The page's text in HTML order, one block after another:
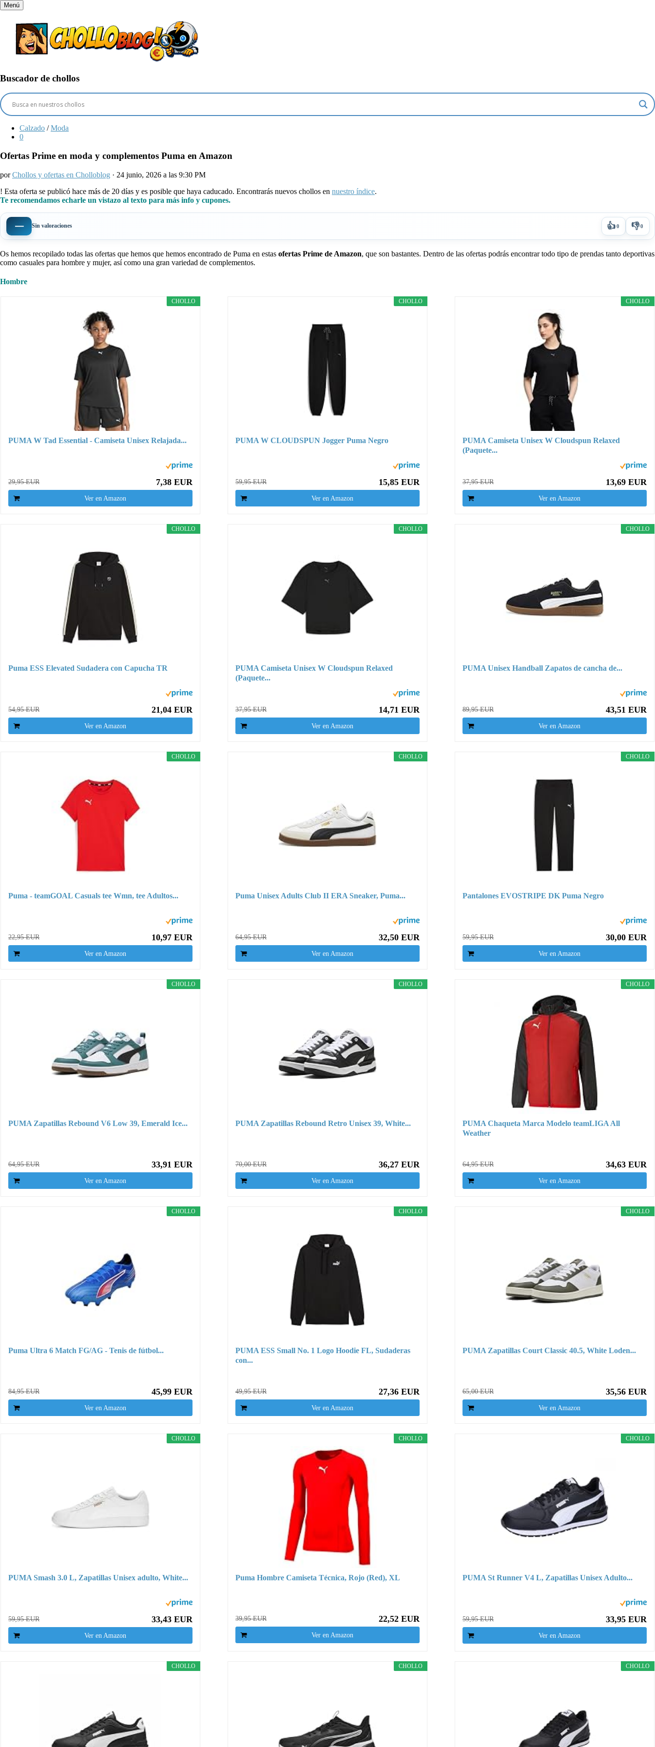
Menú
Buscador de chollos
Calzado / Moda
0
Ofertas Prime en moda y complementos Puma en Amazon
porChollos y ofertas en Cholloblog · 24 junio, 2026 a las 9:30 PM
! Esta oferta se publicó hace más de 20 días y es posible que haya caducado. Encontrarás nuevos chollos en nuestro índice.
Te recomendamos echarle un vistazo al texto para más info y cupones.
— Sin valoraciones 👍0 👎0
Os hemos recopilado todas las ofertas que hemos que hemos encontrado de Puma en estas ofertas Prime de Amazon, que son bastantes. Dentro de las ofertas podrás encontrar todo tipo de prendas tanto deportivas
como casuales para hombre y mujer, así como una gran variedad de complementos.
Hombre
CHOLLO
PUMA W Tad Essential - Camiseta Unisex Relajada...
29,95 EUR 7,38 EUR
Ver en Amazon
CHOLLO
PUMA W CLOUDSPUN Jogger Puma Negro
59,95 EUR 15,85 EUR
Ver en Amazon
CHOLLO
PUMA Camiseta Unisex W Cloudspun Relaxed
(Paquete...
37,95 EUR 13,69 EUR
Ver en Amazon
CHOLLO
Puma ESS Elevated Sudadera con Capucha TR
54,95 EUR 21,04 EUR
Ver en Amazon
CHOLLO
PUMA Camiseta Unisex W Cloudspun Relaxed
(Paquete...
37,95 EUR 14,71 EUR
Ver en Amazon
CHOLLO
PUMA Unisex Handball Zapatos de cancha de...
89,95 EUR 43,51 EUR
Ver en Amazon
CHOLLO
Puma - teamGOAL Casuals tee Wmn, tee Adultos...
22,95 EUR 10,97 EUR
Ver en Amazon
CHOLLO
Puma Unisex Adults Club II ERA Sneaker, Puma...
64,95 EUR 32,50 EUR
Ver en Amazon
CHOLLO
Pantalones EVOSTRIPE DK Puma Negro
59,95 EUR 30,00 EUR
Ver en Amazon
CHOLLO
PUMA Zapatillas Rebound V6 Low 39, Emerald Ice...
64,95 EUR 33,91 EUR
Ver en Amazon
CHOLLO
PUMA Zapatillas Rebound Retro Unisex 39, White...
70,00 EUR 36,27 EUR
Ver en Amazon
CHOLLO
PUMA Chaqueta Marca Modelo teamLIGA All
Weather
64,95 EUR 34,63 EUR
Ver en Amazon
CHOLLO
Puma Ultra 6 Match FG/AG - Tenis de fútbol...
84,95 EUR 45,99 EUR
Ver en Amazon
CHOLLO
PUMA ESS Small No. 1 Logo Hoodie FL, Sudaderas
con...
49,95 EUR 27,36 EUR
Ver en Amazon
CHOLLO
PUMA Zapatillas Court Classic 40.5, White Loden...
65,00 EUR 35,56 EUR
Ver en Amazon
CHOLLO
PUMA Smash 3.0 L, Zapatillas Unisex adulto, White...
59,95 EUR 33,43 EUR
Ver en Amazon
CHOLLO
Puma Hombre Camiseta Técnica, Rojo (Red), XL
39,95 EUR 22,52 EUR
Ver en Amazon
CHOLLO
PUMA St Runner V4 L, Zapatillas Unisex Adulto...
59,95 EUR 33,95 EUR
Ver en Amazon
CHOLLO CHOLLO CHOLLO